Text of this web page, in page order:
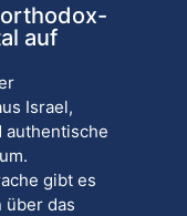
auf
Israel,
authentische
gibt es
das